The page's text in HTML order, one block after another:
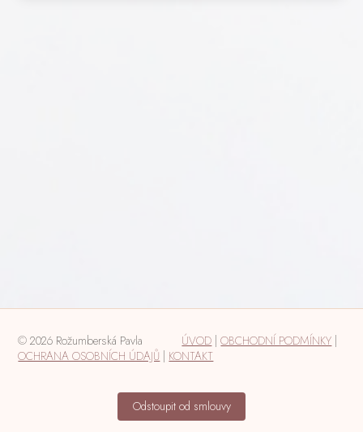
© 2026 Rožumberská Pavla ÚVOD |OBCHODNÍ PODMÍNKY |
OCHRANA OSOBNÍCH ÚDAJŮ | KONTAKT
Odstoupit od smlouvy